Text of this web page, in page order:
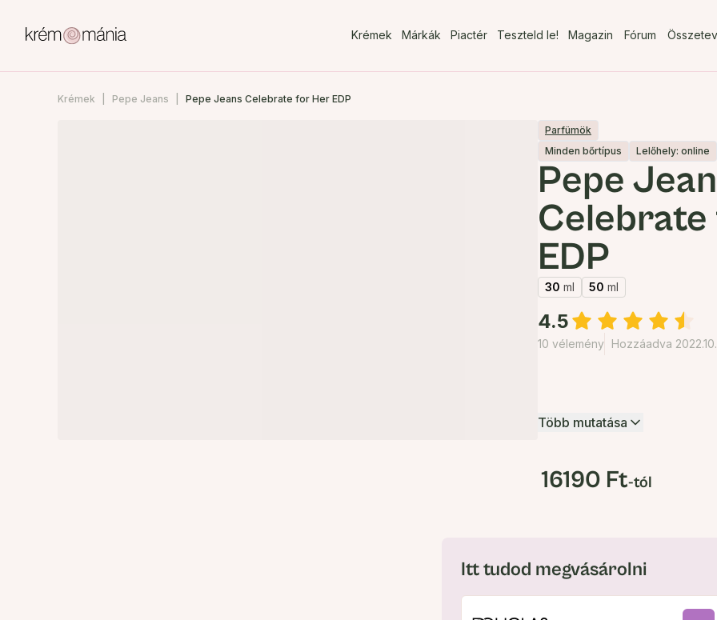
Krémek Márkák Piactér Teszteld le! Magazin Fórum
Krémek Pepe Jeans Pepe Jeans Celebrate for Her EDP
Parfümök
Minden bőrtípus
Lelőhely: online
Pepe
EDP
30 ml 50 ml
4.5
10 vélemény Hozzáadva
Több mutatása
16190 Ft-tól
Itt tudod megvásárolni